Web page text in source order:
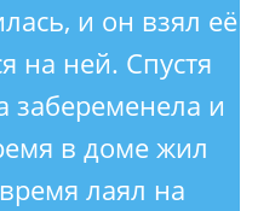
и он взял её
на ней. Спустя
забеременела и
в доме жил
лаял на